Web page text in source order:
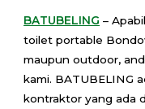
BATUBELING –
toilet portable
maupun outdoor,
kami. BATUBELING
kontraktor yang ada